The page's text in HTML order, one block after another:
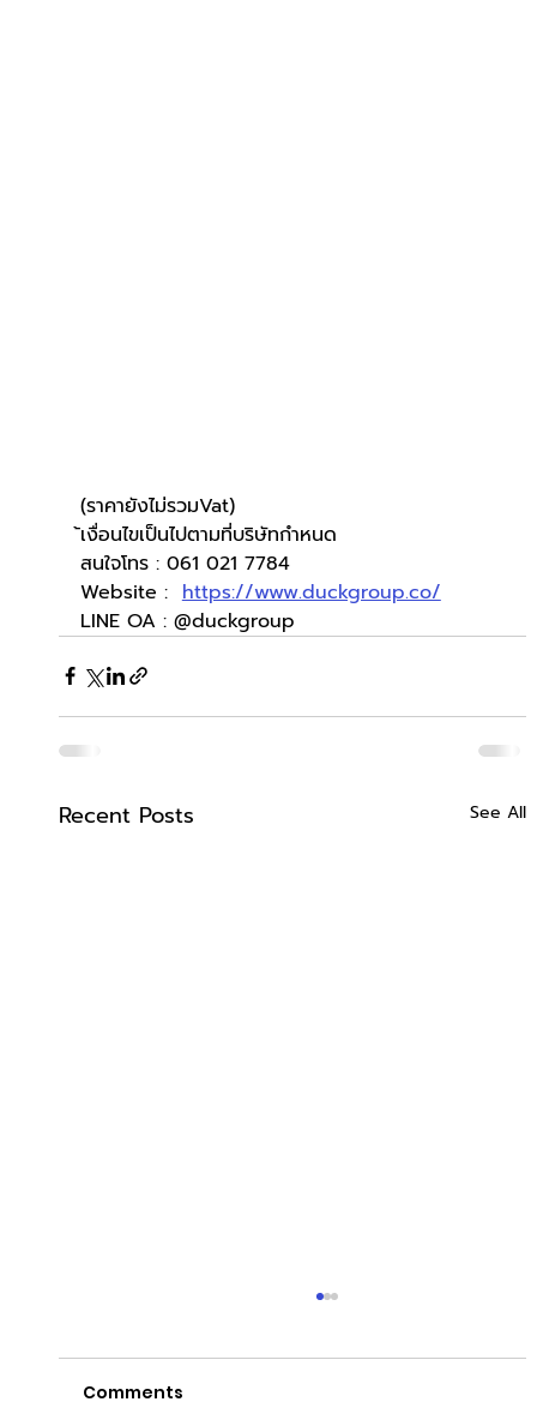
(ราคายังไม่รวมVat)
้เงื่อนไขเป็นไปตามที่บริษัทกำหนด
สนใจโทร : 061 021 7784
Website : https://www.duckgroup.co/
LINE OA : @duckgroup
Recent Posts See All
Comments